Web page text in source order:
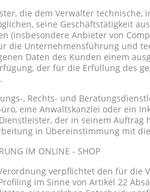
die dem Verwalter
seine Geschäftstätigkeit
(insbesondere Anbieter von
die Unternehmensführung und
Daten des Kunden einem
der für die Erfüllung des
, Rechts- und
eine Anwaltskanzlei oder ein
der in seinem Auftrag
in Übereinstimmung mit
IM ONLINE - SHOP
verpflichtet den für
im Sinne von Artikel 22